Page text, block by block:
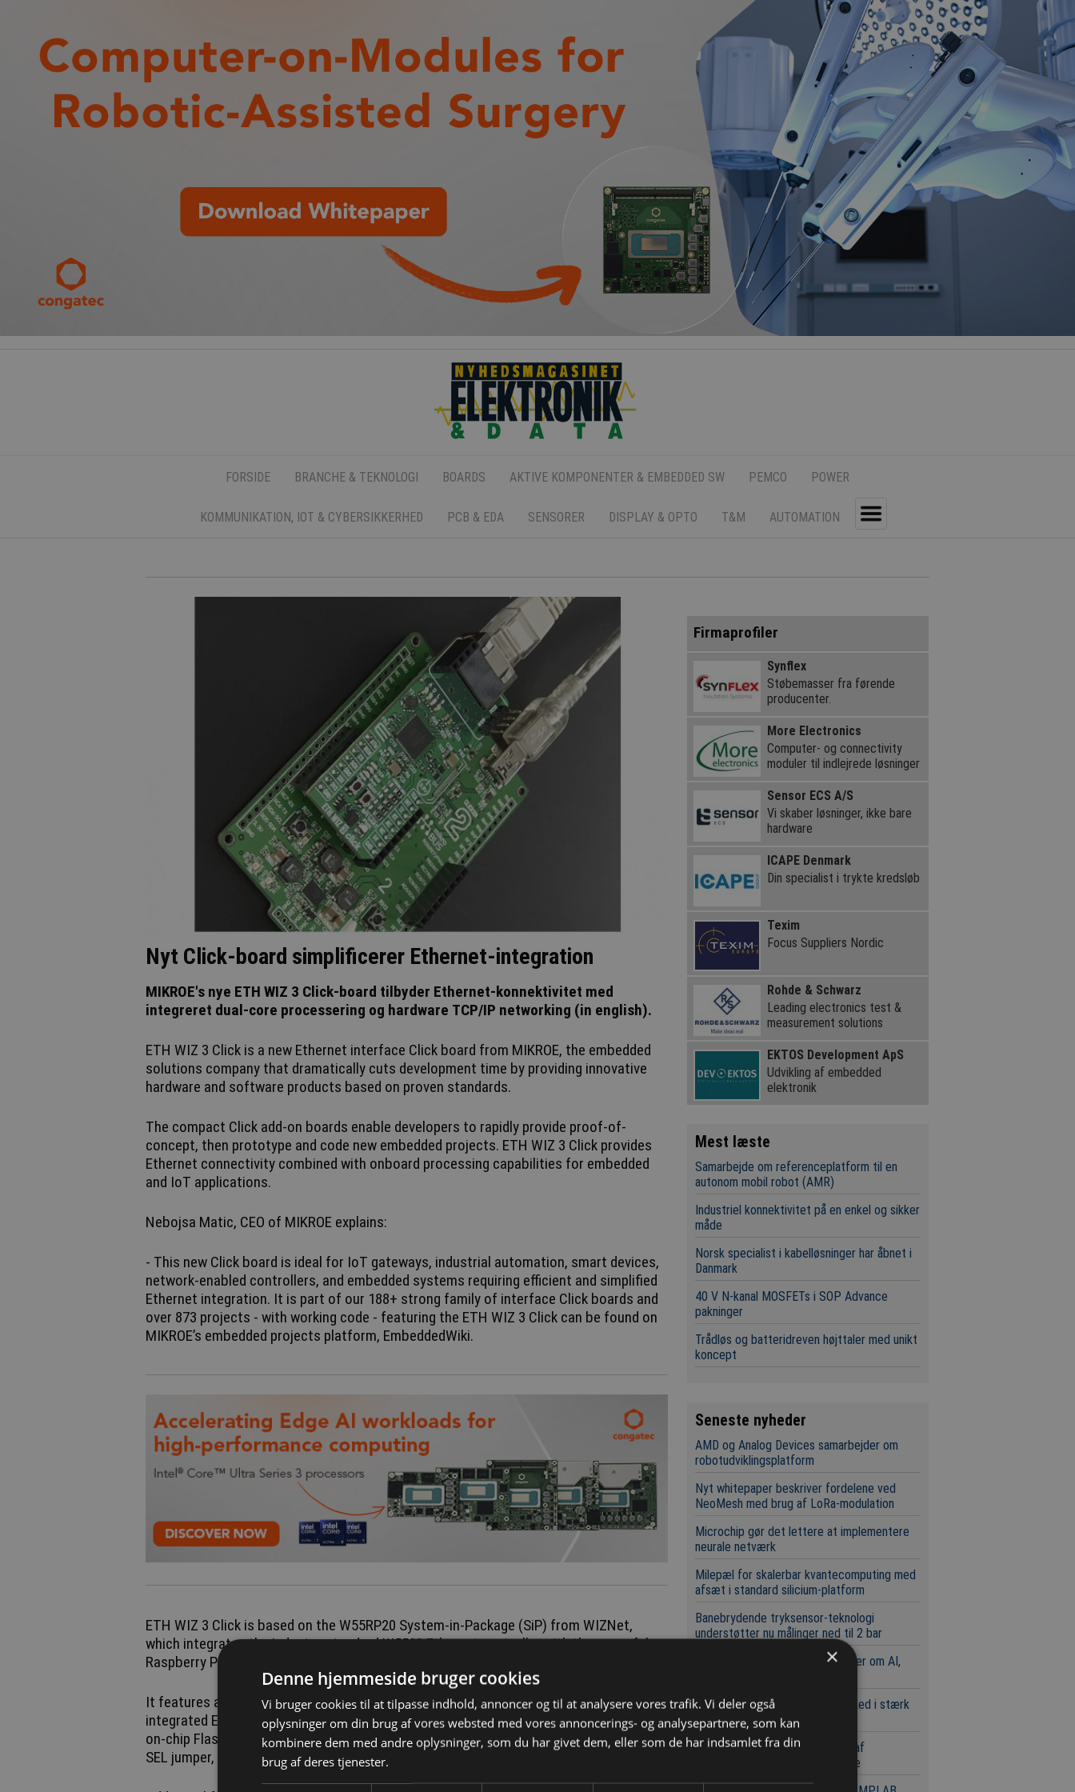
FORSIDE BRANCHE & TEKNOLOGI BOARDS AKTIVE KOMPONENTER & EMBEDDED SW PEMCO POWER
KOMMUNIKATION, IOT & CYBERSIKKERHED PCB & EDA SENSORER DISPLAY & OPTO T&M AUTOMATION
Nyt Click-board simplificerer Ethernet-integration
MIKROE's nye ETH WIZ 3 Click-board tilbyder Ethernet-konnektivitet med
integreret dual-core processering og hardware TCP/IP networking (in english).
ETH WIZ 3 Click is a new Ethernet interface Click board from MIKROE, the embedded
solutions company that dramatically cuts development time by providing innovative
hardware and software products based on proven standards.
The compact Click add-on boards enable developers to rapidly provide proof-of-
concept, then prototype and code new embedded projects. ETH WIZ 3 Click provides
Ethernet connectivity combined with onboard processing capabilities for embedded
and IoT applications.
Nebojsa Matic, CEO of MIKROE explains:
- This new Click board is ideal for IoT gateways, industrial automation, smart devices,
network-enabled controllers, and embedded systems requiring efficient and simplified
Ethernet integration. It is part of our 188+ strong family of interface Click boards and
over 873 projects - with working code - featuring the ETH WIZ 3 Click can be found on
MIKROE’s embedded projects platform, EmbeddedWiki.
ETH WIZ 3 Click is based on the W55RP20 System-in-Package (SiP) from WIZNet,
which integrates the industry-standard W5500 Ethernet controller with the powerful
Raspberry Pi RP2040 dual-core microcontroller into a single solution.
It features a hardwired TCP/IP stack supporting multiple network protocols, an
integrated Ethernet PHY, a dual Arm Cortex-M0+ processor running at up to 133MHz,
on-chip Flash and SRAM memory, selectable SPI or UART communication via a COMM
SEL jumper, and a USB Type-C interface driven by the internal USB 2.0 controller.
Firmaprofiler
Synflex
Støbemasser fra førende
producenter.
More Electronics
Computer- og connectivity
moduler til indlejrede løsninger
Sensor ECS A/S
Vi skaber løsninger, ikke bare
hardware
ICAPE Denmark
Din specialist i trykte kredsløb
Texim
Focus Suppliers Nordic
Rohde & Schwarz
Leading electronics test &
measurement solutions
EKTOS Development ApS
Udvikling af embedded
elektronik
Mest læste
Samarbejde om referenceplatform til en
autonom mobil robot (AMR)
Industriel konnektivitet på en enkel og sikker
måde
Norsk specialist i kabelløsninger har åbnet i
Danmark
40 V N-kanal MOSFETs i SOP Advance
pakninger
Trådløs og batteridreven højttaler med unikt
koncept
Seneste nyheder
AMD og Analog Devices samarbejder om
robotudviklingsplatform
Nyt whitepaper beskriver fordelene ved
NeoMesh med brug af LoRa-modulation
Microchip gør det lettere at implementere
neurale netværk
Milepæl for skalerbar kvantecomputing med
afsæt i standard silicium-platform
Banebrydende tryksensor-teknologi
understøtter nu målinger ned til 2 bar
Swissbit og Nexperia samarbejder om AI,
Det europæiske komponentmarked i stærk
vækst
DigiKey med markant udvidelse af
leverandør- og produktportefølje
×
Denne hjemmeside bruger cookies
Vi bruger cookies til at tilpasse indhold, annoncer og til at analysere vores trafik. Vi deler også
oplysninger om din brug af vores websted med vores annoncerings- og analysepartnere, som kan
kombinere dem med andre oplysninger, som du har givet dem, eller som de har indsamlet fra din
brug af deres tjenester.